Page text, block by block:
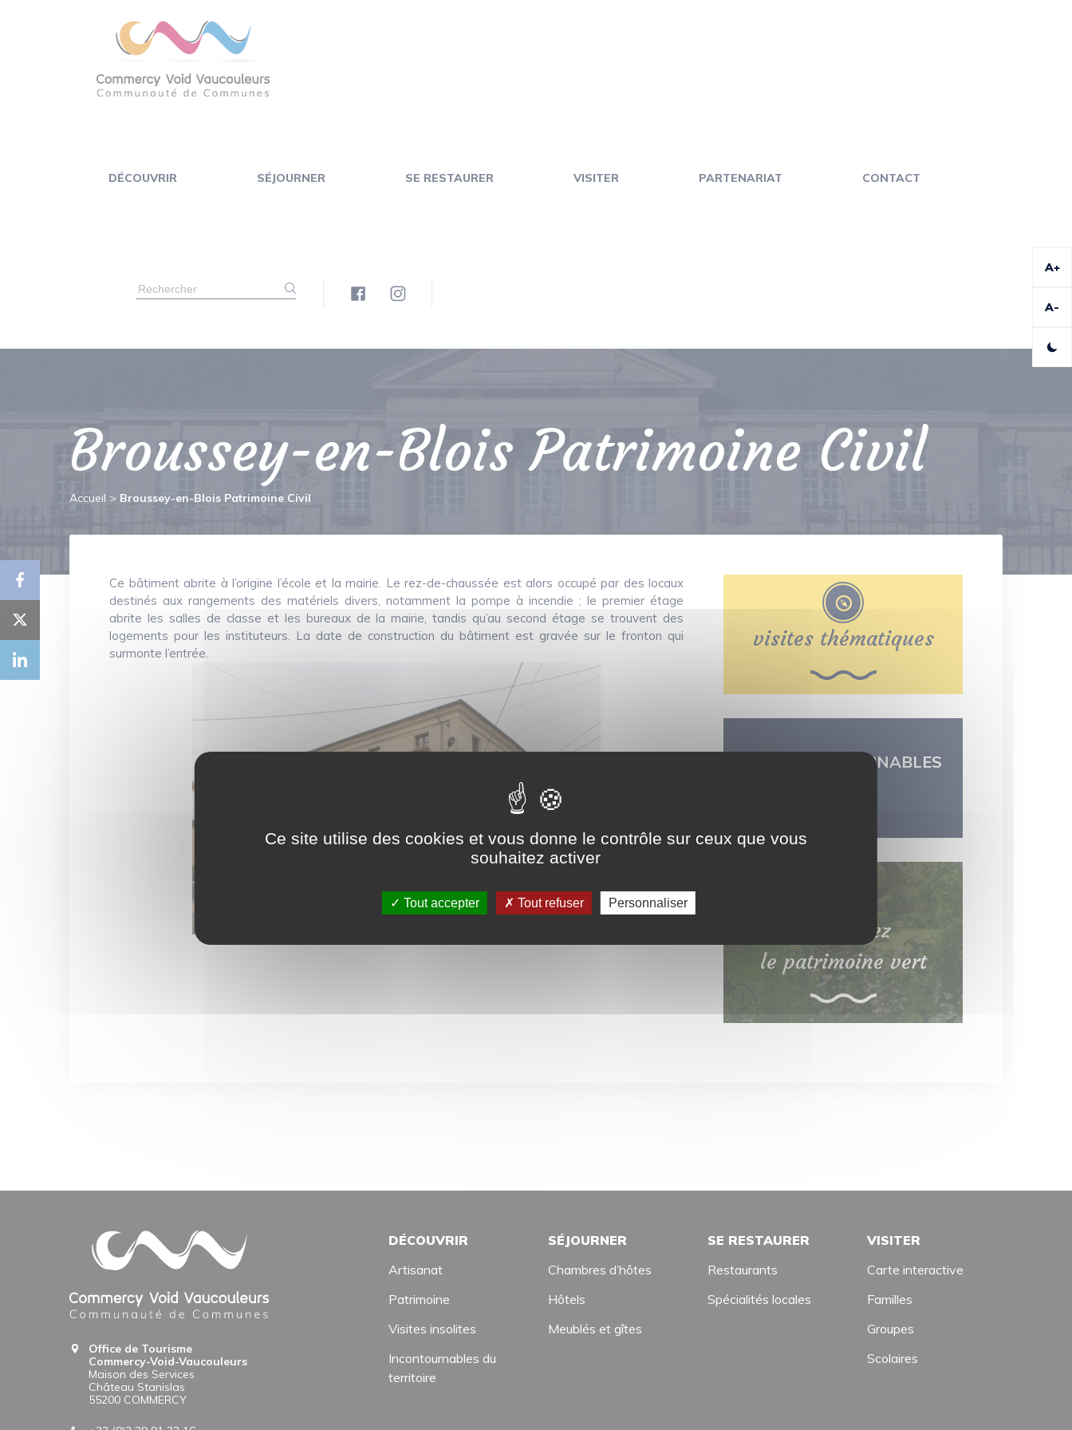
DÉCOUVRIR SÉJOURNER SE RESTAURER VISITER PARTENARIAT CONTACT
Broussey-en-Blois Patrimoine Civil
Accueil > Broussey-en-Blois Patrimoine Civil
Ce bâtiment abrite à l’origine l’école et la mairie. Le rez-de-chaussée est alors occupé par des locaux
destinés aux rangements des matériels divers, notamment la pompe à incendie ; le premier étage
abrite les salles de classe et les bureaux de la mairie, tandis qu’au second étage se trouvent des
logements pour les instituteurs. La date de construction du bâtiment est gravée sur le fronton qui
surmonte l’entrée.
visites thématiques
LES INCONTOURNABLES
Découvrez
le patrimoine vert
A+
A-
Office de Tourisme
Commercy-Void-Vaucouleurs
Maison des Services
Château Stanislas
55200 COMMERCY
DÉCOUVRIR
Artisanat
Patrimoine
Visites insolites
Incontournables du
territoire
SÉJOURNER
Chambres d’hôtes
Hôtels
Meublés et gîtes
SE RESTAURER
Restaurants
Spécialités locales
VISITER
Carte interactive
Familles
Groupes
Scolaires
Ce site utilise des cookies et vous donne le contrôle sur ceux que vous
souhaitez activer
Tout accepter Tout refuser Personnaliser